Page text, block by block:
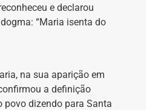
e declarou
“Maria isenta do
na sua aparição em
a definição
povo dizendo para Santa